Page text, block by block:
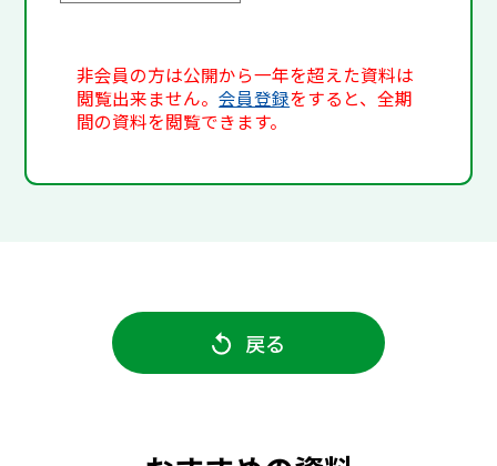
非会員の方は公開から一年を超えた資料は
閲覧出来ません。会員登録をすると、全期
間の資料を閲覧できます。
戻る